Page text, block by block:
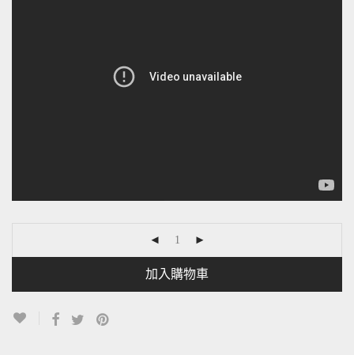
加入購物車